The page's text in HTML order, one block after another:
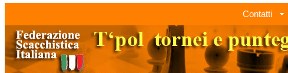
Contatti